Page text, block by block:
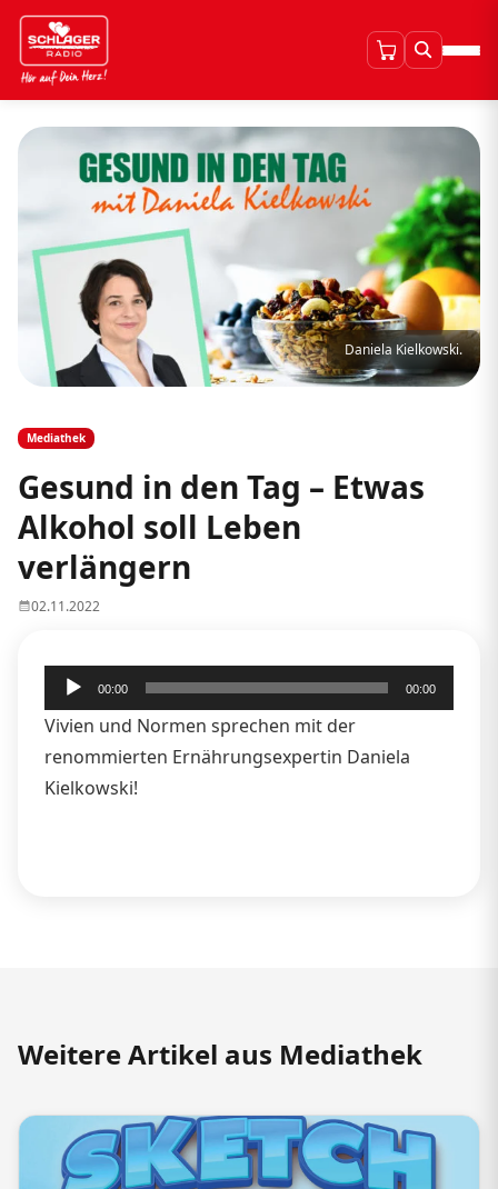
Daniela Kielkowski.
Mediathek
Gesund in den Tag – Etwas
Alkohol soll Leben
verlängern
02.11.2022
Audio-
Player
00:00 00:00
Vivien und Normen sprechen mit der
renommierten Ernährungsexpertin Daniela
Kielkowski!
Weitere Artikel aus Mediathek